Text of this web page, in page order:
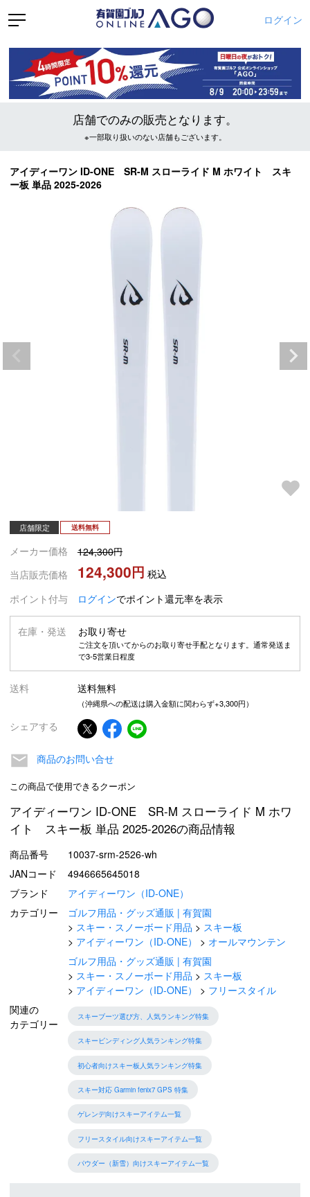
ログイン
店舗でのみの販売となります。
※一部取り扱いのない店舗もございます。
アイディーワン ID-ONE SR-M スローライド M ホワイト スキ
ー板 単品 2025-2026
店舗限定 送料無料
メーカー価格
124,300
当店販売価格
124,300
税込
ポイント付与
ログインでポイント還元率を表示
在庫・発送 お取り寄せ
ご注文を頂いてからのお取り寄せ手配となります。通常発送ま
で3-5営業日程度
送料 送料無料
（沖縄県への配送は購入金額に関わらず+3,300円）
シェアする
商品のお問い合せ
この商品で使用できるクーポン
アイディーワン ID-ONE SR-M スローライド M ホワ
イト スキー板 単品 2025-2026の商品情報
商品番号
10037-srm-2526-wh
JANコード
4946665645018
ブランド
アイディーワン（ID-ONE）
カテゴリー
ゴルフ用品・グッズ通販 | 有賀園
スキー・スノーボード用品
スキー板
アイディーワン（ID-ONE）
オールマウンテン
ゴルフ用品・グッズ通販 | 有賀園
スキー・スノーボード用品
スキー板
アイディーワン（ID-ONE）
フリースタイル
関連の
カテゴリー
スキーブーツ選び方、人気ランキング特集
スキービンディング人気ランキング特集
初心者向けスキー板人気ランキング特集
スキー対応 Garmin fenix7 GPS 特集
ゲレンデ向けスキーアイテム一覧
フリースタイル向けスキーアイテム一覧
パウダー（新雪）向けスキーアイテム一覧